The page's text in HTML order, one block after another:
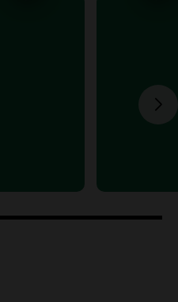
asalto millonario a
en Villa